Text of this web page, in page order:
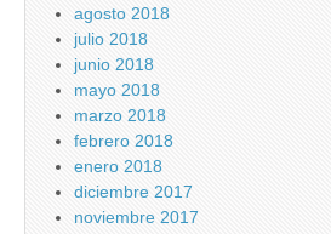
agosto 2018
julio 2018
junio 2018
mayo 2018
marzo 2018
febrero 2018
enero 2018
diciembre 2017
noviembre 2017